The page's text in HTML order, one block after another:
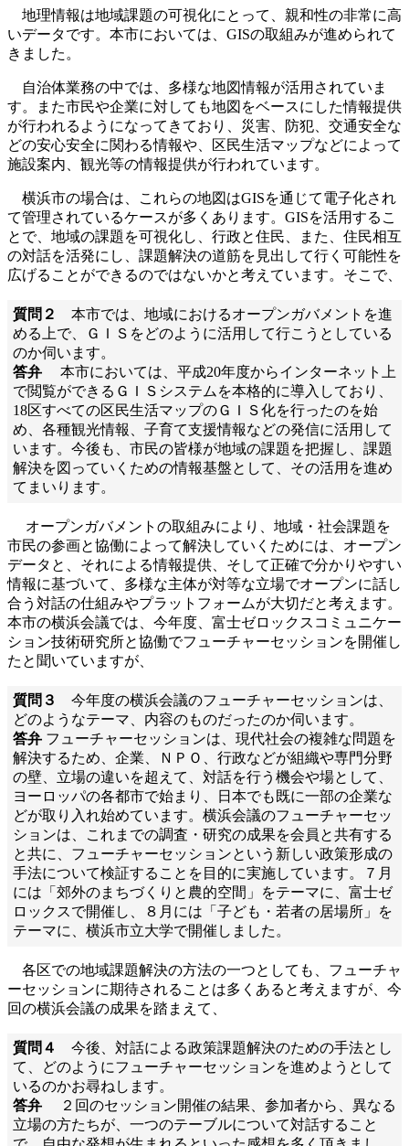
地理情報は地域課題の可視化にとって、親和性の非常に高
いデータです。本市においては、GISの取組みが進められて
きました。
自治体業務の中では、多様な地図情報が活用されていま
す。また市民や企業に対しても地図をベースにした情報提供
が行われるようになってきており、災害、防犯、交通安全な
どの安心安全に関わる情報や、区民生活マップなどによって
施設案内、観光等の情報提供が行われています。
横浜市の場合は、これらの地図はGISを通じて電子化され
て管理されているケースが多くあります。GISを活用するこ
とで、地域の課題を可視化し、行政と住民、また、住民相互
の対話を活発にし、課題解決の道筋を見出して行く可能性を
広げることができるのではないかと考えています。そこで、
質問２
本市では、地域におけるオープンガバメントを進
める上で、ＧＩＳをどのように活用して行こうとしている
のか伺います。
答弁 本市においては、平成20年度からインターネット上
で閲覧ができるＧＩＳシステムを本格的に導入しており、
18区すべての区民生活マップのＧＩＳ化を行ったのを始
め、各種観光情報、子育て支援情報などの発信に活用して
います。今後も、市民の皆様が地域の課題を把握し、課題
解決を図っていくための情報基盤として、その活用を進め
てまいります。
オープンガバメントの取組みにより、地域・社会課題を
市民の参画と協働によって解決していくためには、オープン
データと、それによる情報提供、そして正確で分かりやすい
情報に基づいて、多様な主体が対等な立場でオープンに話し
合う対話の仕組みやプラットフォームが大切だと考えます。
本市の横浜会議では、今年度、富士ゼロックスコミュニケー
ション技術研究所と協働でフューチャーセッションを開催し
たと聞いていますが、
質問３
今年度の横浜会議のフューチャーセッションは、
どのようなテーマ、内容のものだったのか伺います。
答弁 フューチャーセッションは、現代社会の複雑な問題を
解決するため、企業、ＮＰＯ、行政などが組織や専門分野
の壁、立場の違いを超えて、対話を行う機会や場として、
ヨーロッパの各都市で始まり、日本でも既に一部の企業な
どが取り入れ始めています。横浜会議のフューチャーセッ
ションは、これまでの調査・研究の成果を会員と共有する
と共に、フューチャーセッションという新しい政策形成の
手法について検証することを目的に実施しています。７月
には「郊外のまちづくりと農的空間」をテーマに、富士ゼ
ロックスで開催し、８月には「子ども・若者の居場所」を
テーマに、横浜市立大学で開催しました。
各区での地域課題解決の方法の一つとしても、フューチャ
ーセッションに期待されることは多くあると考えますが、今
回の横浜会議の成果を踏まえて、
質問４
今後、対話による政策課題解決のための手法とし
て、どのようにフューチャーセッションを進めようとして
いるのかお尋ねします。
答弁 ２回のセッション開催の結果、参加者から、異なる
立場の方たちが、一つのテーブルについて対話すること